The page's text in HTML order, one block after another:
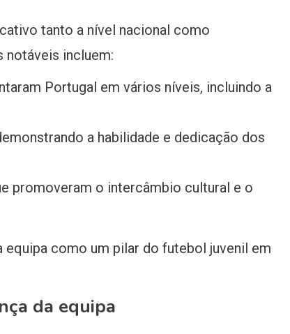
tanto a nível nacional como
notáveis incluem:
Portugal em vários níveis, incluindo a
a habilidade e dedicação dos
promoveram o intercâmbio cultural e o
como um pilar do futebol juvenil em
da equipa